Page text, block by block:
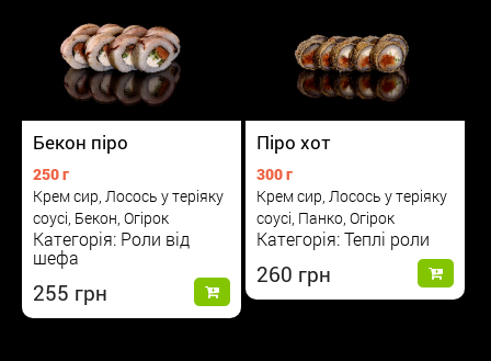
Бекон піро
250 г
Крем сир, Лосось у теріяку
соусі, Бекон, Огірок
Категорія: Роли від
шефа
255
Піро хот
300 г
Крем сир, Лосось у теріяку
соусі, Панко, Огірок
Категорія: Теплі роли
260